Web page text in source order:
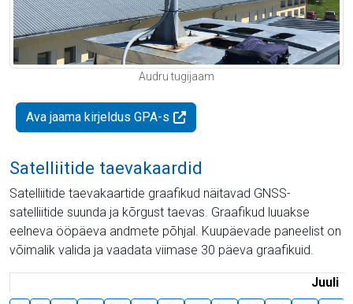
Audru tugijaam
Ava jaama kirjeldus GPA-s
Satelliitide taevakaardid
Satelliitide taevakaartide graafikud näitavad GNSS-
satelliitide suunda ja kõrgust taevas. Graafikud luuakse
eelneva ööpäeva andmete põhjal. Kuupäevade paneelist on
võimalik valida ja vaadata viimase 30 päeva graafikuid.
Juuli